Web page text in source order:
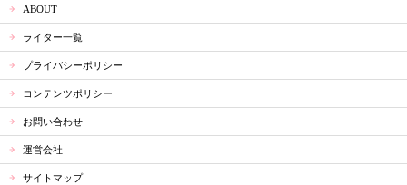
ABOUT
ライター一覧
プライバシーポリシー
コンテンツポリシー
お問い合わせ
運営会社
サイトマップ